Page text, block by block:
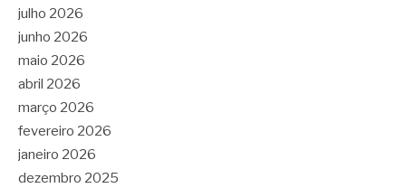
julho 2026
junho 2026
maio 2026
abril 2026
março 2026
fevereiro 2026
janeiro 2026
dezembro 2025